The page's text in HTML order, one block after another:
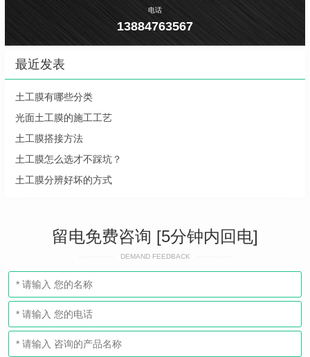
电话
13884763567
最近发表
土工膜有哪些分类
光面土工膜的施工工艺
土工膜搭接方法
土工膜怎么选才不踩坑？
土工膜分辨好坏的方式
留电免费咨询 [5分钟内回电]
DEMAND FEEDBACK